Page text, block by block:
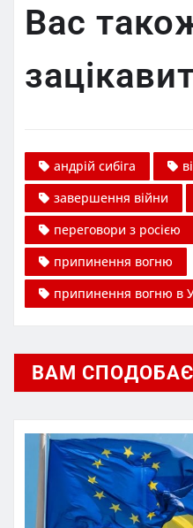
Вас
андрій сибіга
завершення війни
переговори з росією
припинення вогню
припинення вогню в
ВАМ